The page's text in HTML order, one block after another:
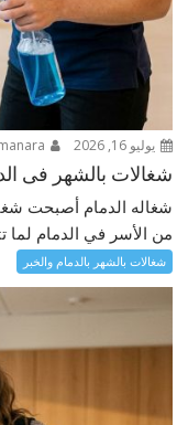
يوليو 16, 2026
شغالات بالشهر فى الدمام
شغاله الدمام أصبحت
من الأسر في الدمام لما
شغالات بالشهر بالدمام والخبر